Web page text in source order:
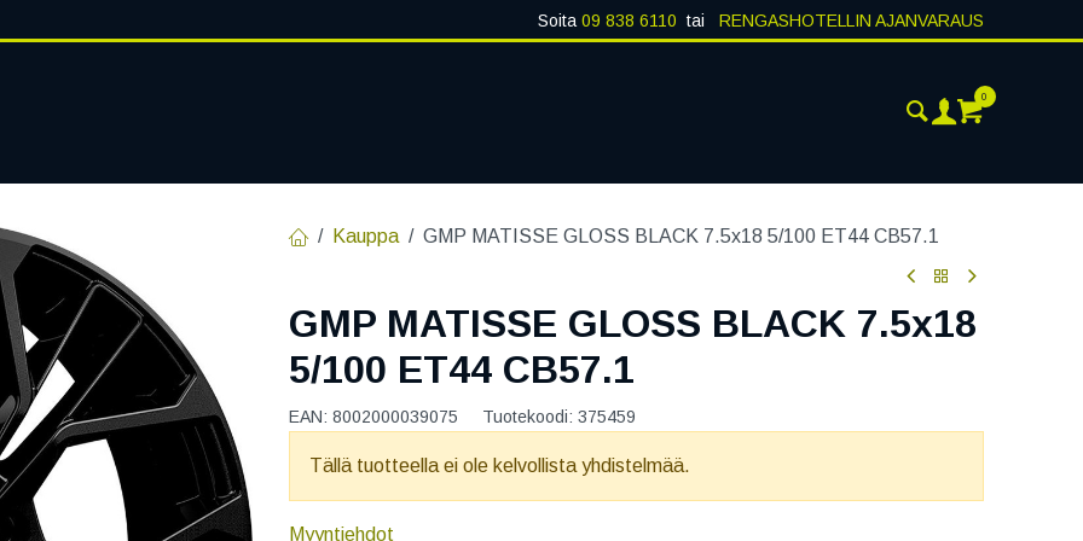
Soita 09 838 6110 tai RENGASHOTELLIN AJANVARAUS
0
Kauppa GMP MATISSE GLOSS BLACK 7.5x18 5/100 ET44 CB57.1
GMP MATISSE GLOSS BLACK 7.5x18
5/100 ET44 CB57.1
EAN: 8002000039075 Tuotekoodi: 375459
Tällä tuotteella ei ole kelvollista yhdistelmää.
Myyntiehdot